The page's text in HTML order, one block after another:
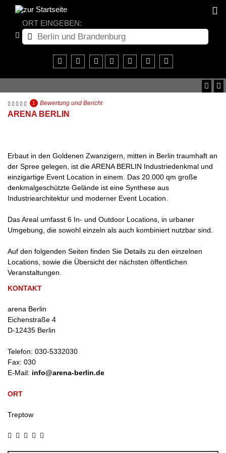
ORT EINGEBEN:
1 Bewertung und Bericht
ARENA BERLIN
Erbaut in den Goldenen Zwanzigern, mitten in Berlin traumhaft an
der Spree gelegen, ist die ARENA BERLIN Industriedenkmal und
einzigartige Event Location in einem. Das 20.000 qm große
denkmalgeschützte Gelände ist eine Synthese aus
Industriearchitektur und moderner Event Location.
Das Areal umfasst 6 In- und Outdoor Locations, in urbaner
Umgebung, die sowohl einzeln als auch kombiniert nutzbar sind.
Auf den folgenden Seiten finden Sie Details zu den einzelnen
Locations, sowie die Übersicht der nächsten öffentlichen
Veranstaltungen.
KONTAKT
arena Berlin
Eichenstraße 4
D-12435 Berlin
Telefon: 030-5332030
Fax: 030
E-Mail: info@arena-berlin.de
ORT
Treptow